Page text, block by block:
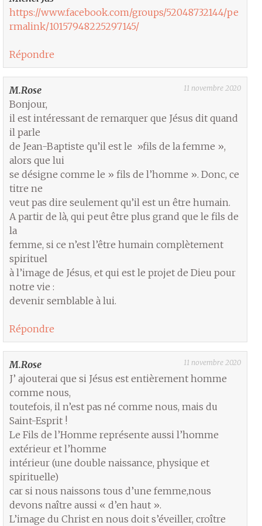
https://www.facebook.com/groups/52048732144/pe
rmalink/10157948225297145/
Répondre
M.Rose 11 novembre 2020
Bonjour,
il est intéressant de remarquer que Jésus dit quand
il parle
de Jean-Baptiste qu’il est le »fils de la femme »,
alors que lui
se désigne comme le » fils de l’homme ». Donc, ce
titre ne
veut pas dire seulement qu’il est un être humain.
A partir de là, qui peut être plus grand que le fils de
la
femme, si ce n’est l’être humain complètement
spirituel
à l’image de Jésus, et qui est le projet de Dieu pour
notre vie :
devenir semblable à lui.
Répondre
M.Rose 11 novembre 2020
J’ ajouterai que si Jésus est entièrement homme
comme nous,
toutefois, il n’est pas né comme nous, mais du
Saint-Esprit !
Le Fils de l’Homme représente aussi l’homme
extérieur et l’homme
intérieur (une double naissance, physique et
spirituelle)
car si nous naissons tous d’une femme,nous
devons naître aussi « d’en haut ».
L’image du Christ en nous doit s’éveiller, croître